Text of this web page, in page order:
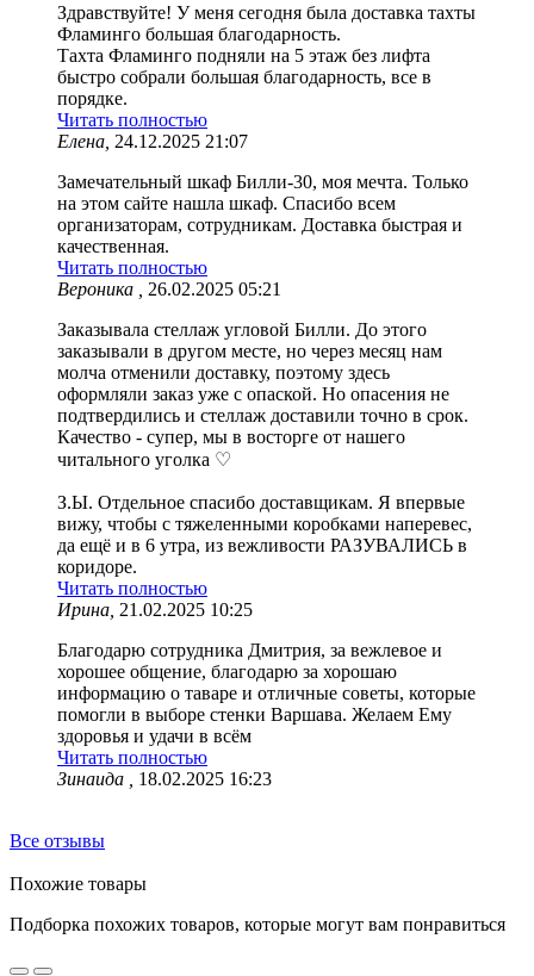
Здравствуйте! У меня сегодня была доставка тахты
Фламинго большая благодарность.
Тахта Фламинго подняли на 5 этаж без лифта
быстро собрали большая благодарность, все в
порядке.
Читать полностью
Елена, 24.12.2025 21:07
Замечательный шкаф Билли-30, моя мечта. Только
на этом сайте нашла шкаф. Спасибо всем
организаторам, сотрудникам. Доставка быстрая и
качественная.
Читать полностью
Вероника ,
26.02.2025 05:21
Заказывала стеллаж угловой Билли. До этого
заказывали в другом месте, но через месяц нам
молча отменили доставку, поэтому здесь
оформляли заказ уже с опаской. Но опасения не
подтвердились и стеллаж доставили точно в срок.
Качество - супер, мы в восторге от нашего
читального уголка ♡
З.Ы. Отдельное спасибо доставщикам. Я впервые
вижу, чтобы с тяжеленными коробками наперевес,
да ещё и в 6 утра, из вежливости РАЗУВАЛИСЬ в
коридоре.
Читать полностью
Ирина, 21.02.2025 10:25
Благодарю сотрудника Дмитрия, за вежлевое и
хорошее общение, благодарю за хорошаю
информацию о таваре и отличные советы, которые
помогли в выборе стенки Варшава. Желаем Ему
здоровья и удачи в всём
Читать полностью
Зинаида ,
18.02.2025 16:23
Все отзывы
Похожие товары
Подборка похожих товаров, которые могут вам понравиться